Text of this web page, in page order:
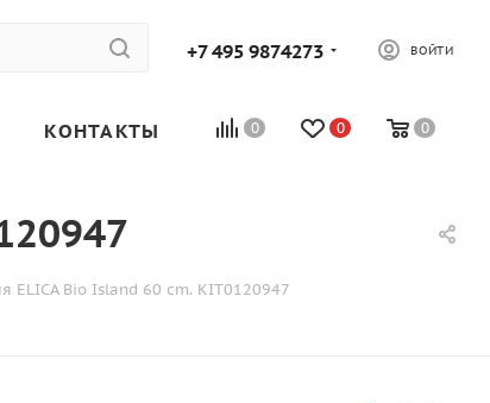
+7 495 9874273 ВОЙТИ
0 0 0
КОНТАКТЫ
ELICA Bio Island 60 cm. KIT0120947